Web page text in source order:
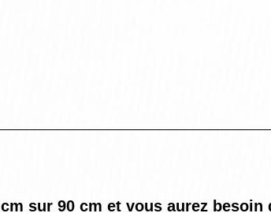
sur 90 cm et vous aurez besoin